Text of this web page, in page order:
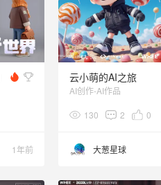
1年前
云小萌的AI之旅
AI创作-AI作品
130 2 0
大葱星球